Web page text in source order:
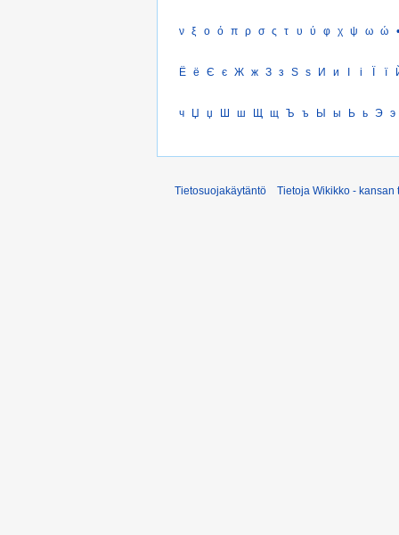
ν ξ ο ό π ρ σ ς τ υ ύ φ χ ψ ω ώ •
Ё ё Є є Ж ж З з Ѕ ѕ И и І і Ї ї
ч Џ џ Ш ш Щ щ Ъ ъ Ы ы Ь ь Э э
Tietosuojakäytäntö Tietoja Wikikko - kansan